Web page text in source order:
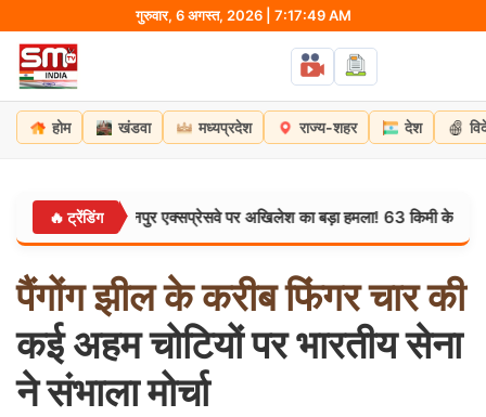
content
गुरुवार, 6 अगस्त, 2026 | 7:17:50 AM
होम खंडवा मध्यप्रदेश राज्य-शहर देश
🔥 ट्रेंडिंग
लखनऊ-कानपुर एक्सप्रेसवे पर अखिलेश का बड़ा हमला! 63 किमी के सफर और पंखे
पैंगोंगझीलकेकरीबफिंगरचारकी
कई अहम चोटियों पर भारतीय सेना
ने संभाला मोर्चा